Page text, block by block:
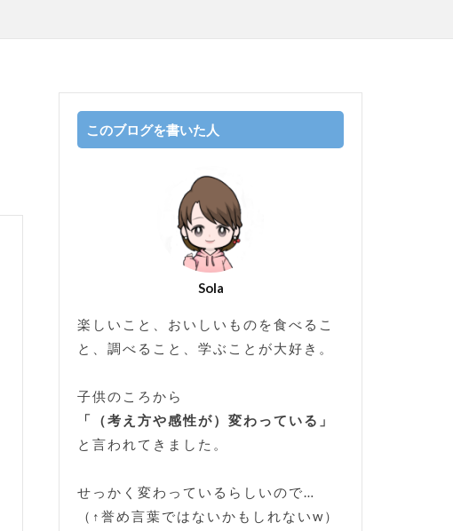
このブログを書いた人
Sola
楽しいこと、おいしいものを食べるこ
と、調べること、学ぶことが大好き。
子供のころから
「（考え方や感性が）変わっている」
と言われてきました。
せっかく変わっているらしいので…
（↑誉め言葉ではないかもしれないw）